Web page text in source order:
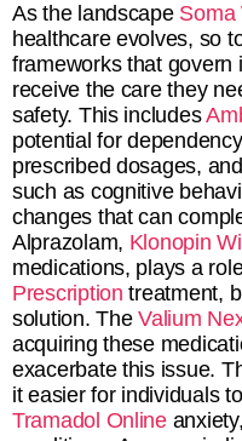
As the landscape Soma
healthcare evolves, so
frameworks that govern
receive the care they
safety. This includes
potential for
prescribed dosages,
such as cognitive
changes that can
Alprazolam, Klonopin
medications, plays a
Prescription treatment,
solution. TheValium
acquiring these
exacerbate this issue.
it easier for individuals
Tramadol Online